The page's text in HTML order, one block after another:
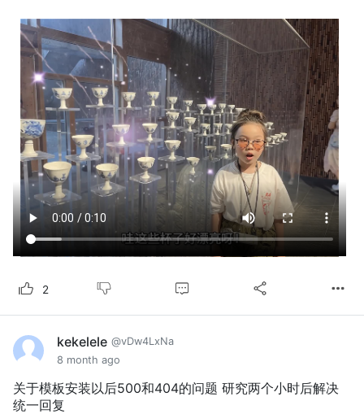
2
kekelele @vDw4LxNa
8 month ago
关于模板安装以后500和404的问题 研究两个小时后解决
统一回复